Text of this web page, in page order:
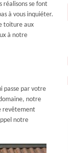
réalisons se font
à vous inquiéter.
toiture aux
à notre
passe par votre
notre
revêtement
notre